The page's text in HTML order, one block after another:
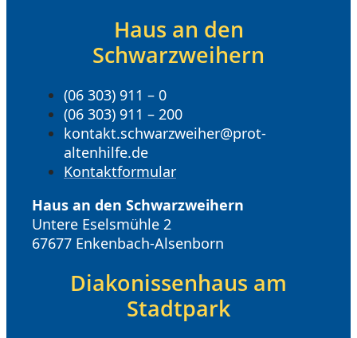
Haus an den
Schwarzweihern
(06 303) 911 – 0
(06 303) 911 – 200
kontakt.schwarzweiher@prot-
altenhilfe.de
Kontaktformular
Haus an den Schwarzweihern
Untere Eselsmühle 2
67677 Enkenbach-Alsenborn
Diakonissenhaus am
Stadtpark